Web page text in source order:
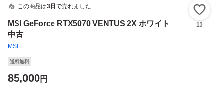
この商品は3日 で売れました
MSI GeForce RTX5070 VENTUS 2X ホワイト
中古
MSI
10
送料無料
85,000円